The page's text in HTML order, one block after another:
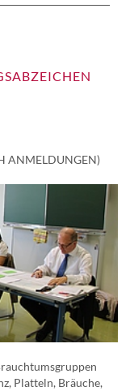
ANMELDUNGEN)
Platteln, Bräuche,